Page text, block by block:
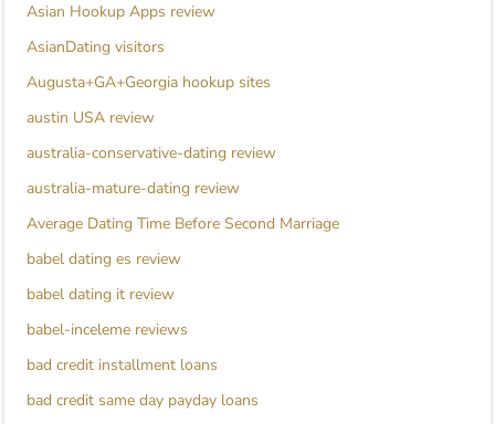
Asian Hookup Apps review
AsianDating visitors
Augusta+GA+Georgia hookup sites
austin USA review
australia-conservative-dating review
australia-mature-dating review
Average Dating Time Before Second Marriage
babel dating es review
babel dating it review
babel-inceleme reviews
bad credit installment loans
bad credit same day payday loans